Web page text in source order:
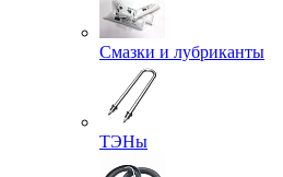
Смазки и лубриканты
ТЭНы